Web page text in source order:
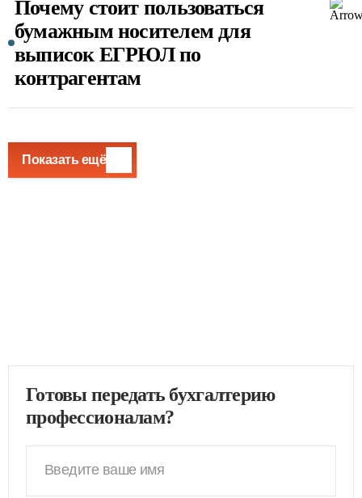
Почему стоит пользоваться
бумажным носителем для
выписок ЕГРЮЛ по
контрагентам
Показать ещё
Готовы передать бухгалтерию
профессионалам?